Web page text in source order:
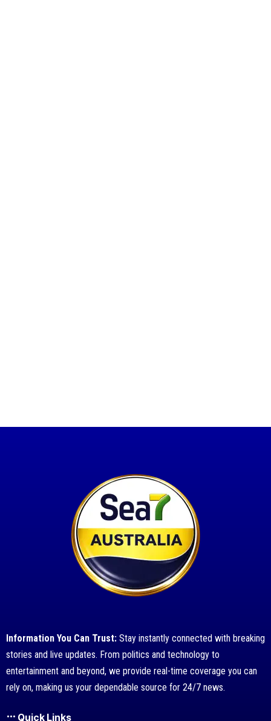
Information You Can Trust: Stay instantly connected with breaking
stories and live updates. From politics and technology to
entertainment and beyond, we provide real-time coverage you can
rely on, making us your dependable source for 24/7 news.
Quick Links